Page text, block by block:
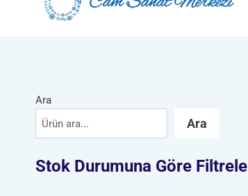
Ara
Ara
Stok Durumuna Göre Filtrele